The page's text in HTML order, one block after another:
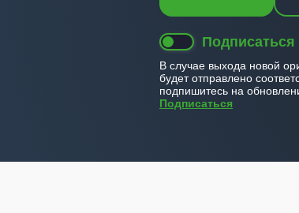
В случае выхода новой
будет отправлено
подпишитесь на
Подписаться